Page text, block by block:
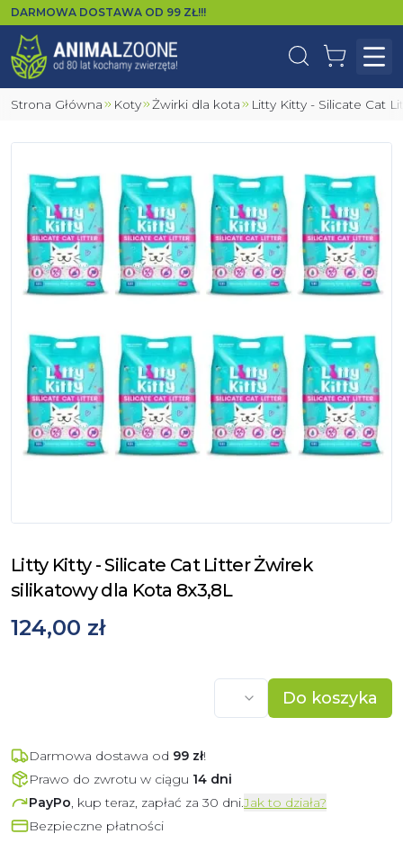
DARMOWA DOSTAWA OD 99 ZŁ!!!
WyszukajKoszyk
Strona Główna Koty Żwirki dla kota Litty Kitty - Silicate Cat
Litty Kitty - Silicate Cat Litter Żwirek
silikatowy dla Kota 8x3,8L
124,00 zł
Do koszyka
Darmowa dostawa od 99 zł!
Prawo do zwrotu w ciągu 14 dni
PayPo, kup teraz, zapłać za 30 dni.Jak to działa?
Bezpieczne płatności